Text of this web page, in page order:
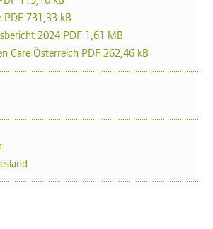
PDF 731,33 kB
2024 PDF 1,61 MB
Care Österreich PDF 262,46 kB